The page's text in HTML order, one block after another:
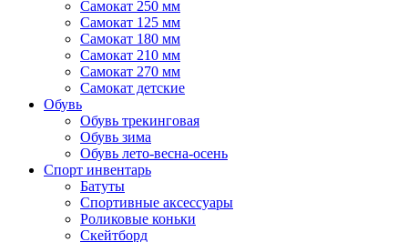
Самокат 250 мм
Самокат 125 мм
Самокат 180 мм
Самокат 210 мм
Самокат 270 мм
Самокат детские
Обувь
Обувь трекинговая
Обувь зима
Обувь лето-весна-осень
Спорт инвентарь
Батуты
Спортивные аксессуары
Роликовые коньки
Скейтборд